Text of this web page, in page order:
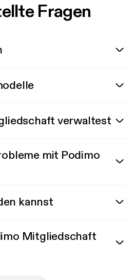
Fragen
verwaltest
mit Podimo
kannst
Mitgliedschaft